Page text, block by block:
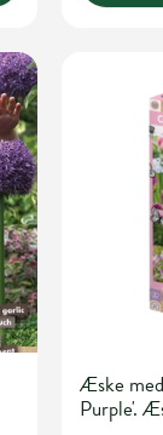
Æske
Purple'.